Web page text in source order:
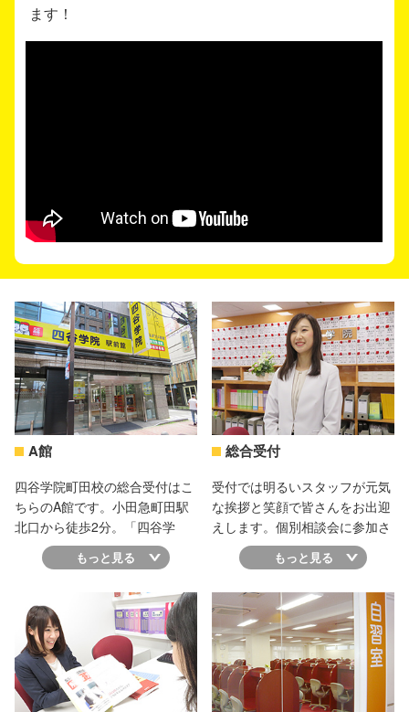
ます！
A館
四谷学院町田校の総合受付はこ
ちらのA館です。小田急町田駅
北口から徒歩2分。「四谷学
院」と書かれた黄色の看板が目
印です。周囲にはコンビニや飲
参加される方はまずこちらの受
付までお越しください。
もっと見る
総合受付
受付では明るいスタッフが元気
な挨拶と笑顔で皆さんをお出迎
えします。個別相談会に参加さ
れる場合や資料だけもらいたい
という場合も、まずは受付まで
は各種申込や自習室の貸し出し
なども行っています。わからな
いことがあればいつでもスタッ
フに相談してくださいね。
もっと見る